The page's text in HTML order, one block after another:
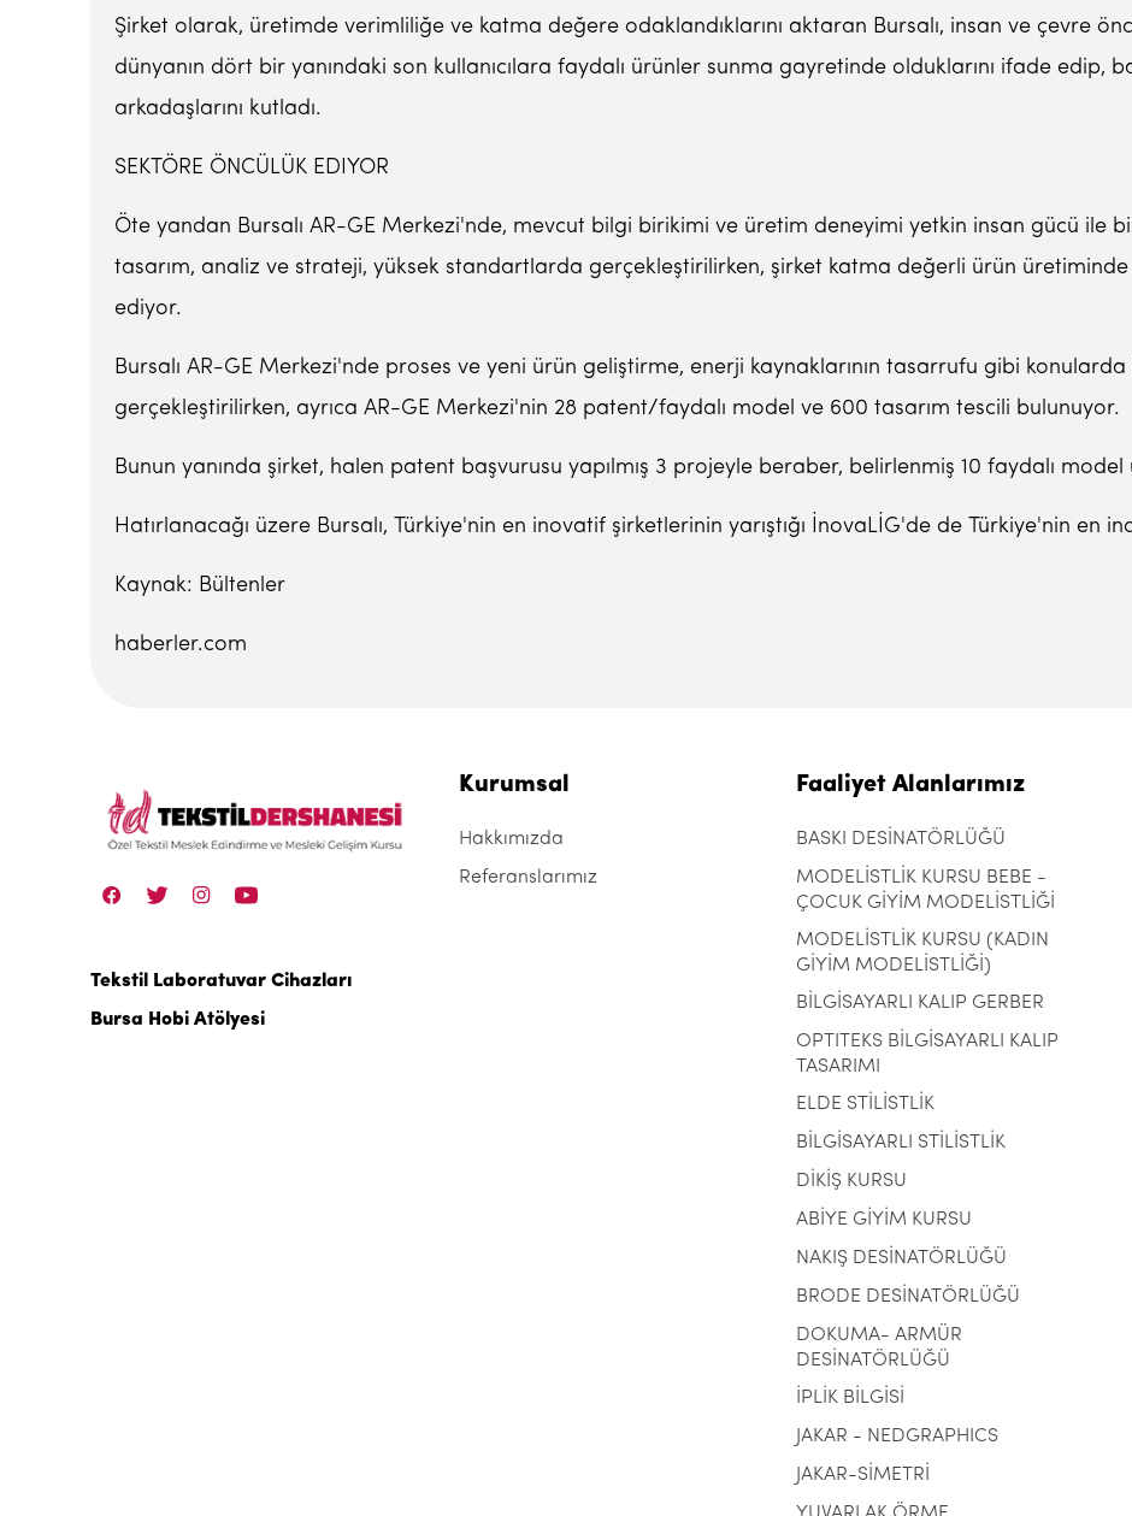
Şirket olarak, üretimde verimliliğe ve katma değere odaklandıklarını aktaran Bursalı, insan ve çevre
dünyanın dört bir yanındaki son kullanıcılara faydalı ürünler sunma gayretinde olduklarını ifade edip,
arkadaşlarını kutladı.
SEKTÖRE ÖNCÜLÜK EDIYOR
Öte yandan Bursalı AR-GE Merkezi'nde, mevcut bilgi birikimi ve üretim deneyimi yetkin insan gücü ile
tasarım, analiz ve strateji, yüksek standartlarda gerçekleştirilirken, şirket katma değerli ürün
ediyor.
Bursalı AR-GE Merkezi'nde proses ve yeni ürün geliştirme, enerji kaynaklarının tasarrufu gibi
gerçekleştirilirken, ayrıca AR-GE Merkezi'nin 28 patent/faydalı model ve 600 tasarım tescili bulunuyor.
Bunun yanında şirket, halen patent başvurusu yapılmış 3 projeyle beraber, belirlenmiş 10 faydalı model
Hatırlanacağı üzere Bursalı, Türkiye'nin en inovatif şirketlerinin yarıştığı İnovaLİG'de de Türkiye'nin en
Kaynak: Bültenler
haberler.com
Tekstil Laboratuvar Cihazları
Bursa Hobi Atölyesi
Kurumsal
Hakkımızda
Referanslarımız
Faaliyet Alanlarımız
BASKI DESİNATÖRLÜĞÜ
MODELİSTLİK KURSU BEBE -
ÇOCUK GİYİM MODELİSTLİĞİ
MODELİSTLİK KURSU (KADIN
GİYİM MODELİSTLİĞİ)
BİLGİSAYARLI KALIP GERBER
OPTITEKS BİLGİSAYARLI KALIP
TASARIMI
ELDE STİLİSTLİK
BİLGİSAYARLI STİLİSTLİK
DİKİŞ KURSU
ABİYE GİYİM KURSU
NAKIŞ DESİNATÖRLÜĞÜ
BRODE DESİNATÖRLÜĞÜ
DOKUMA- ARMÜR
DESİNATÖRLÜĞÜ
İPLİK BİLGİSİ
JAKAR - NEDGRAPHICS
JAKAR-SİMETRİ